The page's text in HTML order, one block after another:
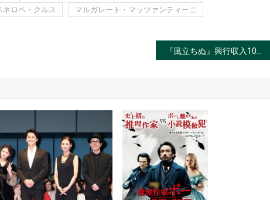
ネロペ・クルス
マルガレート・マッツァンティーニ